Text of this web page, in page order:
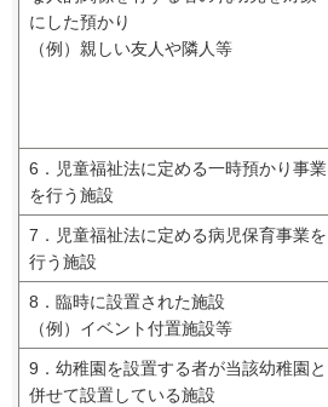
にした預かり
（例）親しい友人や隣人等
6．児童福祉法に定める一時預かり事業
を行う施設
7．児童福祉法に定める病児保育事業を
行う施設
8．臨時に設置された施設
（例）イベント付置施設等
9．幼稚園を設置する者が当該幼稚園と
併せて設置している施設